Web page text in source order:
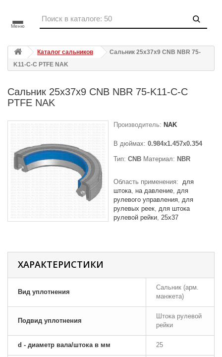
Меню
Каталог сальников
Сальник 25x37x9 CNB NBR 75-
K11-C-C PTFE NAK
Сальник 25x37x9 CNB NBR 75-K11-C-C
PTFE NAK
Производитель: NAK
В дюймах: 0.984x1.457x0.354
Тип: CNB Материал: NBR
Область применения: для
штока на давление для
рулевого управления для
рулевых реек для штока
рулевой рейки 25x37
ХАРАКТЕРИСТИКИ
Вид уплотнения
Сальник (арм.
манжета)
Подвид уплотнения
Штока рулевой
рейки
d - диаметр вала/штока в мм 25